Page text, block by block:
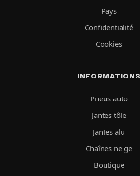
Pays
Confidentialité
Cookies
INFORMATIONS
Pneus auto
Jantes tôle
Jantes alu
Chaînes neige
Boutique